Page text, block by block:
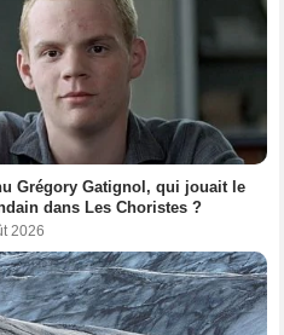
Grégory Gatignol, qui jouait le
dans Les Choristes ?
2026